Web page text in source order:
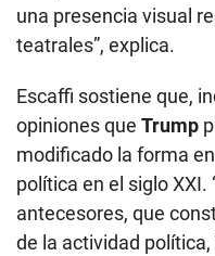
una presencia visual
teatrales”, explica.
Escaffi sostiene que,
opiniones que Trump
modificado la forma
política en el siglo XXI.
antecesores, que
de la actividad política,